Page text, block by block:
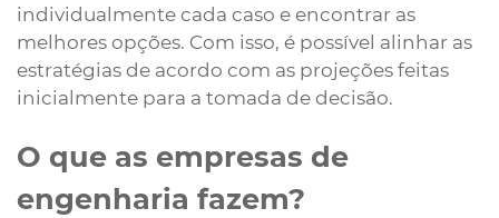
individualmente cada caso e encontrar as
melhores opções. Com isso, é possível alinhar as
estratégias de acordo com as projeções feitas
inicialmente para a tomada de decisão.
O que as empresas de
engenharia fazem?